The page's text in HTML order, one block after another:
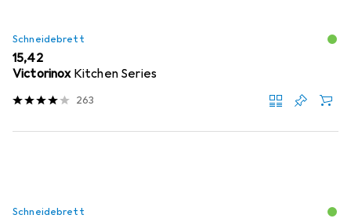
Schneidebrett
EUR
15,42
Victorinox Kitchen Series
263
Schneidebrett